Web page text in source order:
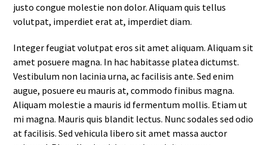
justo congue molestie non dolor. Aliquam quis tellus
volutpat, imperdiet erat at, imperdiet diam.
Integer feugiat volutpat eros sit amet aliquam. Aliquam sit
amet posuere magna. In hac habitasse platea dictumst.
Vestibulum non lacinia urna, ac facilisis ante. Sed enim
augue, posuere eu mauris at, commodo finibus magna.
Aliquam molestie a mauris id fermentum mollis. Etiam ut
mi magna. Mauris quis blandit lectus. Nunc sodales sed odio
at facilisis. Sed vehicula libero sit amet massa auctor